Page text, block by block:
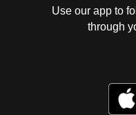
Use our app to
through